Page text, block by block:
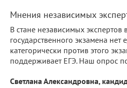
Мнения независимых
В стане независимых
государственного экзамена
категорически против этого
поддерживает ЕГЭ. Наш опрос
Светлана Александровна,